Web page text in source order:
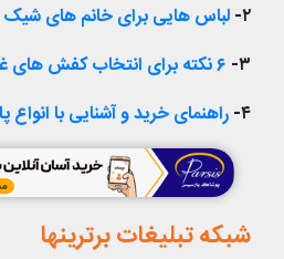
۲- لباس هایی برای خانم های
۳- ۶ نکته برای انتخاب کفش های غیررسمی
۴- راهنمای خرید و آشنایی با انواع
شبکه تبلیغات برترینها